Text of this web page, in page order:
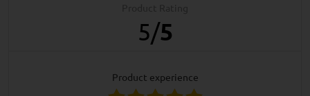
5/5
product experience